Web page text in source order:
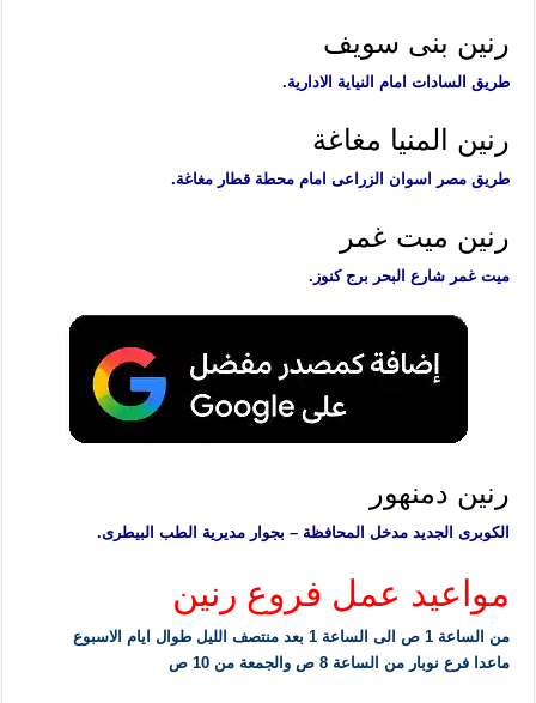
رنين بنى سويف
طريق السادات امام النياية الادارية.
رنين المنيا مغاغة
طريق مصر اسوان الزراعى امام محطة قطار مغاغة.
رنين ميت غمر
ميت غمر شارع البحر برج كنوز.
رنين دمنهور
الكوبرى الجديد مدخل المحافظة – بجوار مديرية الطب البيطرى.
مواعيد عمل فروع رنين
من الساعة 1 ص الى الساعة 1 بعد منتصف الليل طوال ايام الاسبوع
ماعدا فرع نوبار من الساعة 8 ص والجمعة من 10 ص